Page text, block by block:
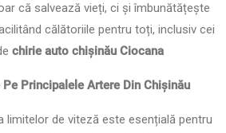
că salvează vieți, ci și îmbunătățește
călătoriile pentru toți, inclusiv cei
chirie auto chișinău Ciocana
Principalele Artere Din Chișinău
limitelor de viteză este esențială pentru